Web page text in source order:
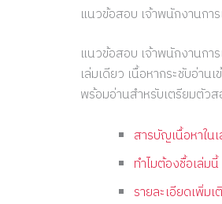
แนวข้อสอบ เจ้าพนักงานก
แนวข้อสอบ เจ้าพนักงานก
เล่มเดียว เนื้อหากระชับอ่าน
พร้อมอ่านสำหรับเตรียมตัวส
สารบัญเนื้อหาใน
ทำไมต้องชื้อเล่มนี้
รายละเอียดเพิ่ม